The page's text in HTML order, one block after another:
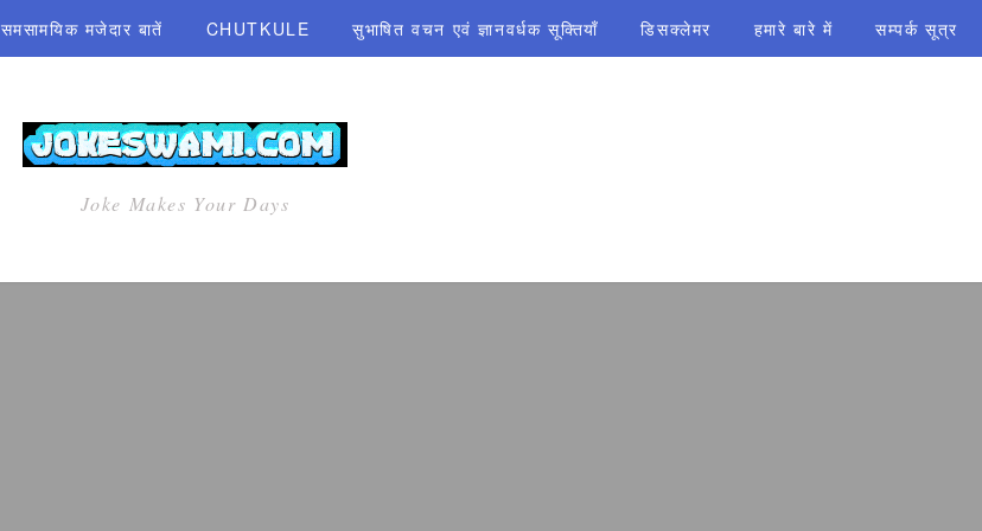
समसामयिक मजेदार बातें CHUTKULE सुभाषित वचन एवं ज्ञानवर्धक सूक्तियाँ डिसक्लेमर हमारे बारे में सम्पर्क सूत्र
Joke Makes Your Days